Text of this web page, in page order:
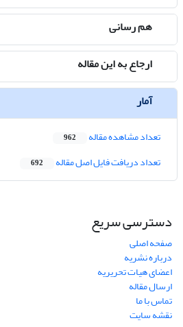
هم رسانی
ارجاع به این مقاله
آمار
تعداد مشاهده مقاله 962
تعداد دریافت فایل اصل مقاله 692
دسترسی سریع
صفحه اصلی
درباره نشریه
اعضای هیات تحریریه
ارسال مقاله
تماس با ما
نقشه سایت